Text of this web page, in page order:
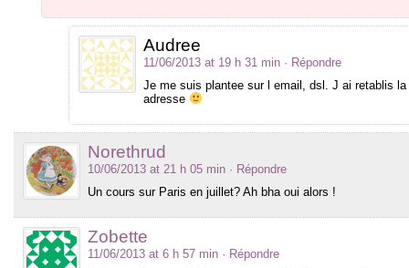
Audree
11/06/2013 at 19 h 31 min · Répondre
Je me suis plantee sur l email, dsl. J ai retablis
adresse
Norethrud
10/06/2013 at 21 h 05 min · Répondre
Un cours sur Paris en juillet? Ah bha oui alors !
Zobette
11/06/2013 at 6 h 57 min · Répondre